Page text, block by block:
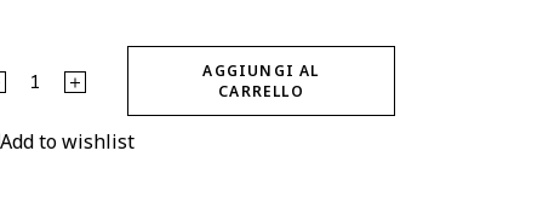
Acrylgel Blush rose quantityAGGIUNGI AL
CARRELLO
Add to wishlist